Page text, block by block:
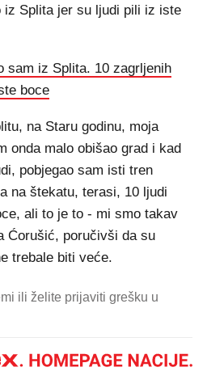
iz Splita jer su ljudi pili iz iste
sam iz Splita. 10 zagrljenih
boce
na Staru godinu, moja
onda malo obišao grad i kad
pobjegao sam isti tren
na štekatu, terasi, 10 ljudi
ali to je to - mi smo takav
Ćorušić, poručivši da su
trebale biti veće.
ili želite prijaviti grešku u